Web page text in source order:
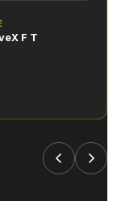
F T